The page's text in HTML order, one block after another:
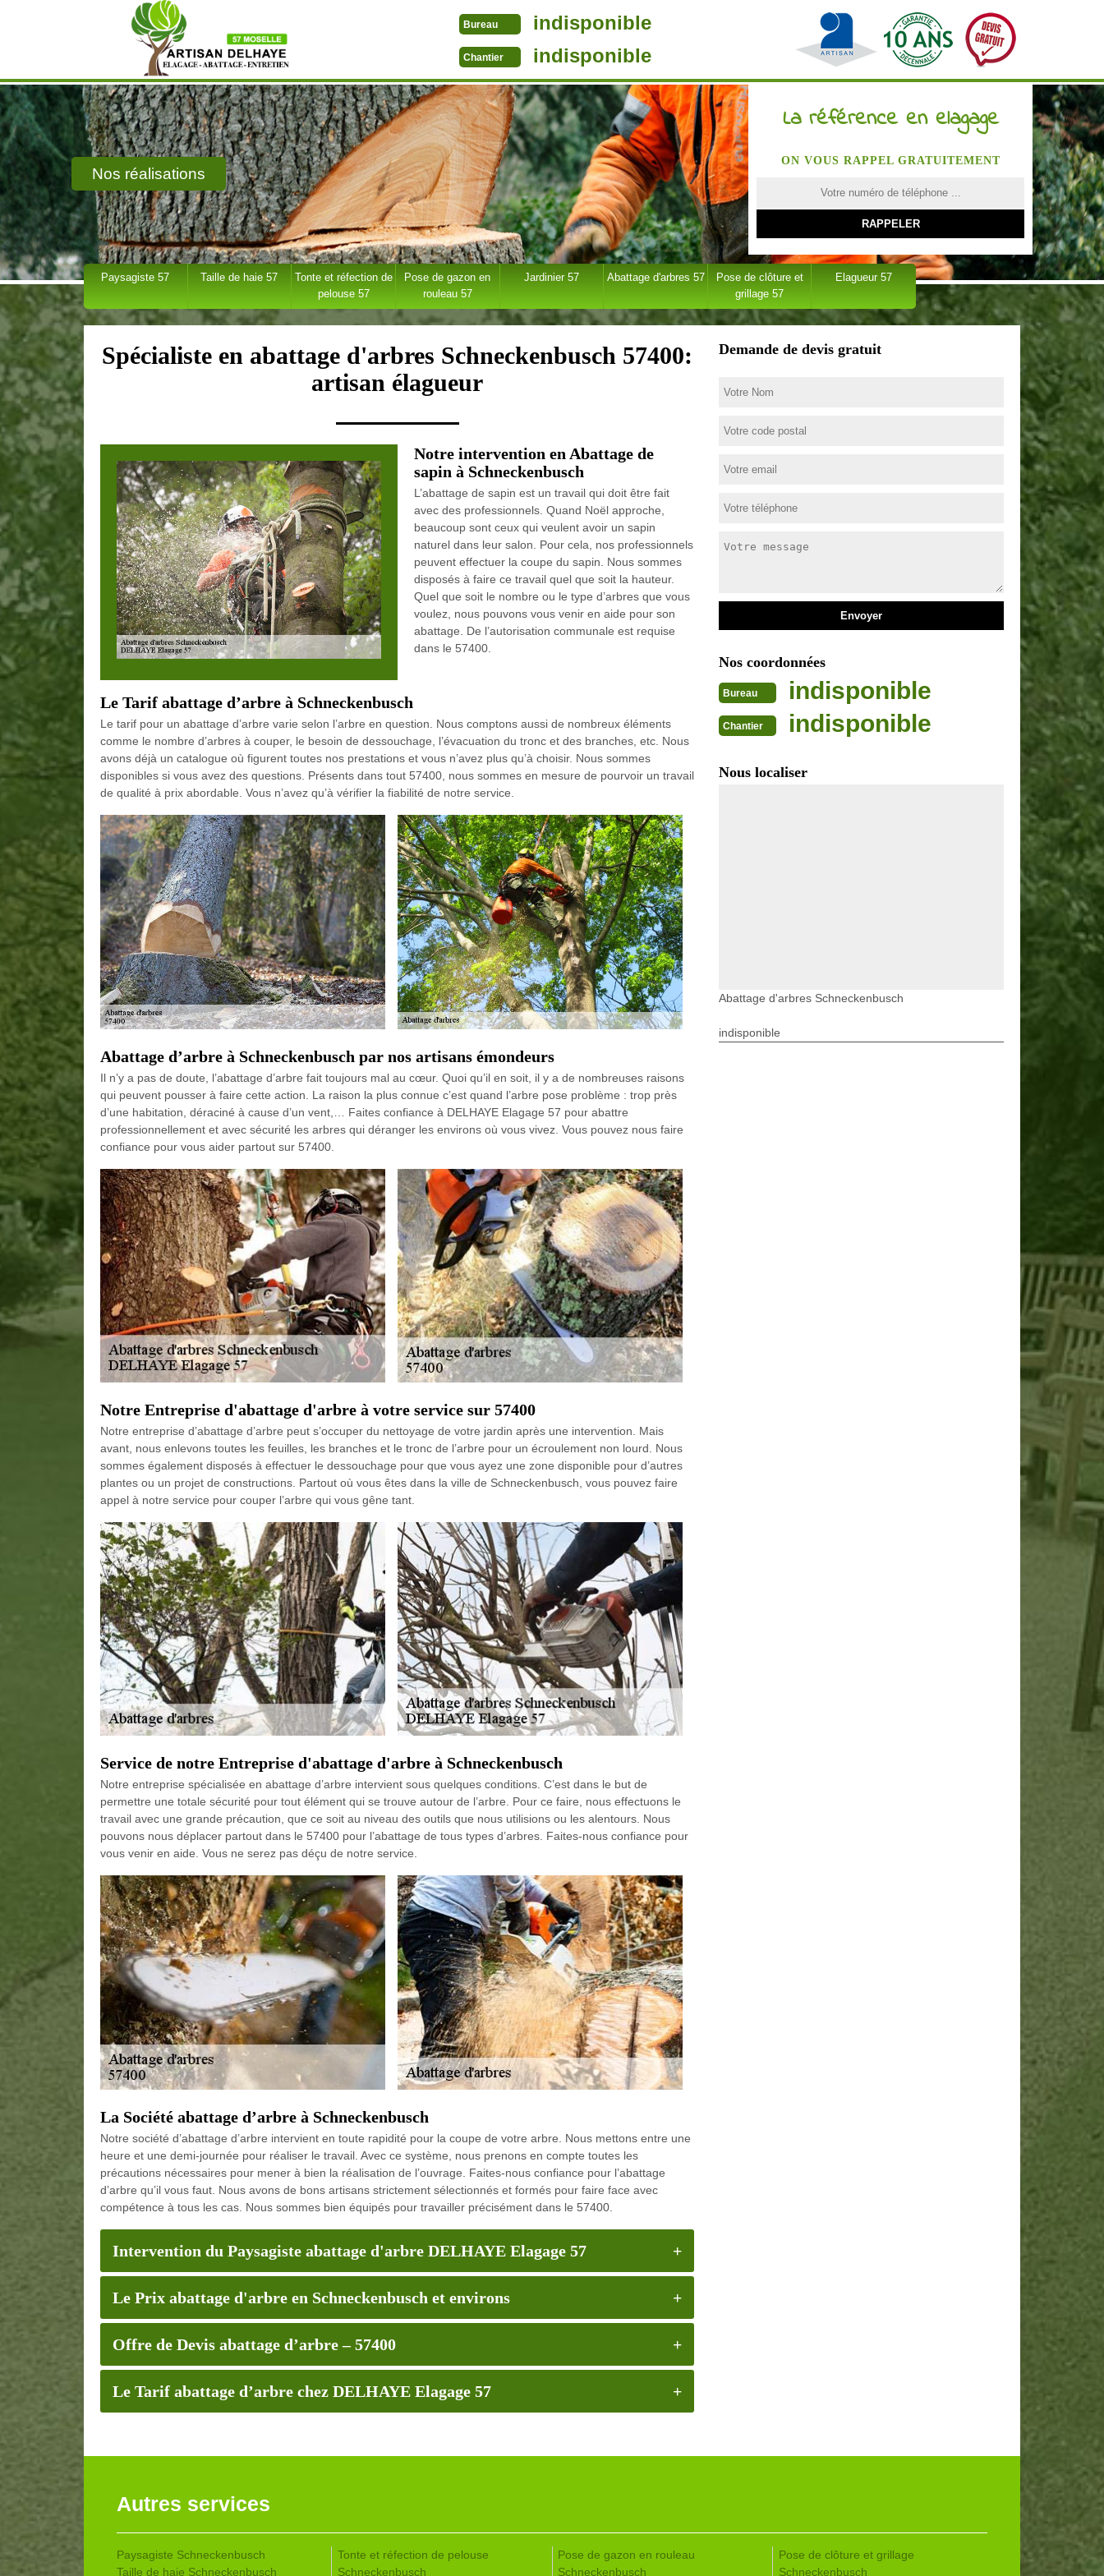
Bureau indisponible
Chantier indisponible
Nos réalisations
La référence en elagage
ON VOUS RAPPEL GRATUITEMENT
Paysagiste 57 Taille de haie 57
Tonte et réfection de
pelouse 57
Pose de gazon en
rouleau 57
Jardinier 57 Abattage d'arbres 57
Pose de clôture et
grillage 57
Elagueur 57
Spécialiste en abattage d'arbres Schneckenbusch 57400:
artisan élagueur
Notre intervention en Abattage de
sapin à Schneckenbusch
L’abattage de sapin est un travail qui doit être fait
avec des professionnels. Quand Noël approche,
beaucoup sont ceux qui veulent avoir un sapin
naturel dans leur salon. Pour cela, nos professionnels
peuvent effectuer la coupe du sapin. Nous sommes
disposés à faire ce travail quel que soit la hauteur.
Quel que soit le nombre ou le type d’arbres que vous
voulez, nous pouvons vous venir en aide pour son
abattage. De l’autorisation communale est requise
dans le 57400.
Le Tarif abattage d’arbre à Schneckenbusch
Le tarif pour un abattage d’arbre varie selon l’arbre en question. Nous comptons aussi de nombreux éléments
comme le nombre d’arbres à couper, le besoin de dessouchage, l’évacuation du tronc et des branches, etc. Nous
avons déjà un catalogue où figurent toutes nos prestations et vous n’avez plus qu’à choisir. Nous sommes
disponibles si vous avez des questions. Présents dans tout 57400, nous sommes en mesure de pourvoir un travail
de qualité à prix abordable. Vous n’avez qu’à vérifier la fiabilité de notre service.
Abattage d’arbre à Schneckenbusch par nos artisans émondeurs
Il n’y a pas de doute, l’abattage d’arbre fait toujours mal au cœur. Quoi qu’il en soit, il y a de nombreuses raisons
qui peuvent pousser à faire cette action. La raison la plus connue c’est quand l’arbre pose problème : trop près
d’une habitation, déraciné à cause d’un vent,… Faites confiance à DELHAYE Elagage 57 pour abattre
professionnellement et avec sécurité les arbres qui déranger les environs où vous vivez. Vous pouvez nous faire
confiance pour vous aider partout sur 57400.
Notre Entreprise d'abattage d'arbre à votre service sur 57400
Notre entreprise d’abattage d’arbre peut s’occuper du nettoyage de votre jardin après une intervention. Mais
avant, nous enlevons toutes les feuilles, les branches et le tronc de l’arbre pour un écroulement non lourd. Nous
sommes également disposés à effectuer le dessouchage pour que vous ayez une zone disponible pour d’autres
plantes ou un projet de constructions. Partout où vous êtes dans la ville de Schneckenbusch, vous pouvez faire
appel à notre service pour couper l’arbre qui vous gêne tant.
Service de notre Entreprise d'abattage d'arbre à Schneckenbusch
Notre entreprise spécialisée en abattage d’arbre intervient sous quelques conditions. C’est dans le but de
permettre une totale sécurité pour tout élément qui se trouve autour de l’arbre. Pour ce faire, nous effectuons le
travail avec une grande précaution, que ce soit au niveau des outils que nous utilisions ou les alentours. Nous
pouvons nous déplacer partout dans le 57400 pour l’abattage de tous types d’arbres. Faites-nous confiance pour
vous venir en aide. Vous ne serez pas déçu de notre service.
La Société abattage d’arbre à Schneckenbusch
Notre société d’abattage d’arbre intervient en toute rapidité pour la coupe de votre arbre. Nous mettons entre une
heure et une demi-journée pour réaliser le travail. Avec ce système, nous prenons en compte toutes les
précautions nécessaires pour mener à bien la réalisation de l’ouvrage. Faites-nous confiance pour l’abattage
d’arbre qu’il vous faut. Nous avons de bons artisans strictement sélectionnés et formés pour faire face avec
compétence à tous les cas. Nous sommes bien équipés pour travailler précisément dans le 57400.
Intervention du Paysagiste abattage d'arbre DELHAYE Elagage 57
Le Prix abattage d'arbre en Schneckenbusch et environs
Offre de Devis abattage d’arbre – 57400
Le Tarif abattage d’arbre chez DELHAYE Elagage 57
Demande de devis gratuit
Nos coordonnées
Bureau indisponible
Chantier indisponible
Nous localiser
Abattage d'arbres Schneckenbusch
indisponible
Autres services
Paysagiste Schneckenbusch
Taille de haie Schneckenbusch
Tonte et réfection de pelouse
Schneckenbusch
Pose de gazon en rouleau
Schneckenbusch
Pose de clôture et grillage
Schneckenbusch